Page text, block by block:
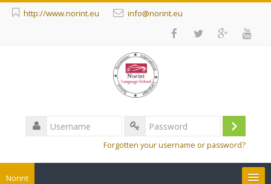
http://www.norint.eu info@norint.eu
Username
Log
Forgotten your username or password?
Norint